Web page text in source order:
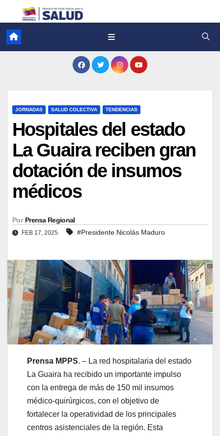
JORNADAS SALUD COLECTIVA TENDENCIAS
Hospitales del estado
La Guaira reciben gran
dotación de insumos
médicos
Por Prensa Regional
FEB 17, 2025 #Presidente Nicolás Maduro
Prensa MPPS. – La red hospitalaria del estado
La Guaira ha recibido un importante impulso
con la entrega de más de 150 mil insumos
médico-quirúrgicos, con el objetivo de
fortalecer la operatividad de los principales
centros asistenciales de la región. Esta